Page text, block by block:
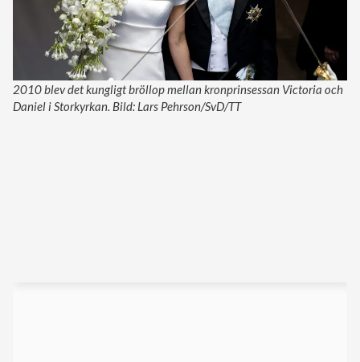
2010 blev det kungligt bröllop mellan kronprinsessan Victoria och
Daniel i Storkyrkan. Bild: Lars Pehrson/SvD/TT